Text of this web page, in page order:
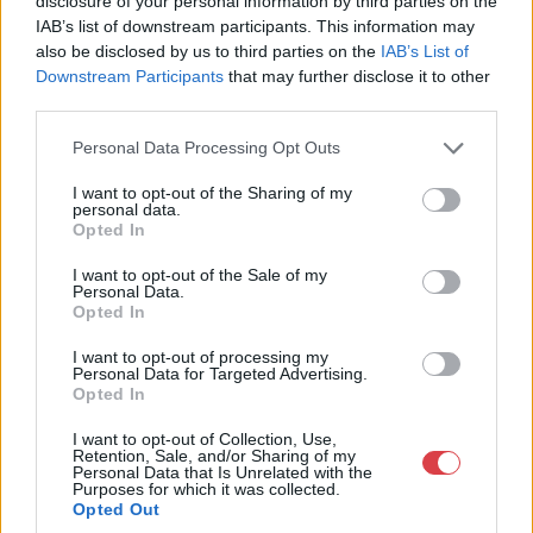
IAB’s list of downstream participants. This information may
also be disclosed by us to third parties on the IAB’s List of
Downstream Participants that may further disclose it to other
Personal Data Processing Opt Outs
I want to opt-out of the Sharing of my
personal data.
Opted In
I want to opt-out of the Sale of my
Personal Data.
Opted In
I want to opt-out of processing my
Personal Data for Targeted Advertising.
Opted In
I want to opt-out of Collection, Use,
Retention, Sale, and/or Sharing of my
Personal Data that Is Unrelated with the
Purposes for which it was collected.
Opted Out
EGYÉB MŰTÁRGY
Az ördög nem alszik,
1941. Moziplakát
Tolnay Klári, Hajmássy
Miklós, Csortos Gyula
és mások
Gábor vígjátéka.
Rendezte: Bánky
Rovenszky Pázmány,
Bp. M.F.I. Film. Jó
állapotban. 84×29 cm. !
/ Vintage Hungarian
Moziplakát (filmplakát,
rácsplakát). Tolnay Klári,
Hajmássy Miklós, Csortos
Gyula és mások
szereplésével. Vaszary Gábor
vígjátéka. Rendezte: Bánky
Viktor. Litográfia, papír.
Kikiáltási ár: 60 000 Ft
Aukció:44. Nagyaukció
Aukció időpontja:
2025/05/10 18:00
EGYÉB MŰTÁRGY
cca 1940 Dolgozó
Magyar Párt
Hungarista Mozgalom.
49×71 cm
értetek küzd a
Nemzetiszocialista Magyar
Plakát, hajtva, jó állapotban,
s. Mátyás, 49x71 cm
Kikiáltási ár:
Aukció:44. Nagyaukció
Aukció időpontja:
2025/05/10 18:00